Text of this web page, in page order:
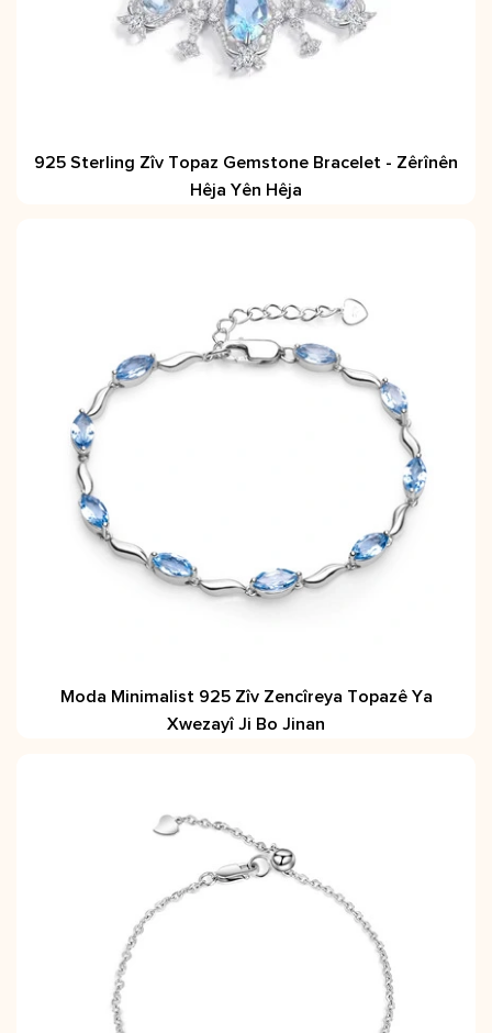
925 Sterling Zîv Topaz Gemstone Bracelet - Zêrînên
Hêja Yên Hêja
Moda Minimalist 925 Zîv Zencîreya Topazê Ya
Xwezayî Ji Bo Jinan